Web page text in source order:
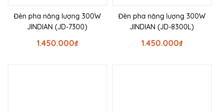
Đèn pha năng lượng 300W
JINDIAN (JD-7300)
₫
1.450.000
Đèn pha năng lượng 300W
JINDIAN (JD-8300L)
₫
1.450.000